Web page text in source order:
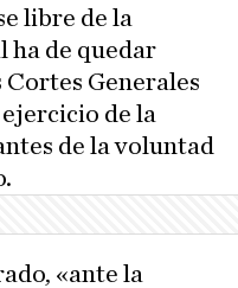
libre de la
ha de quedar
Generales
de la
de la voluntad
«ante la